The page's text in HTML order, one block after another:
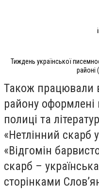
Тиждень української
районі
Також працювали в
району оформлені
полиці та
«Нетлінний скарб
«Відгомін
скарб –
сторінками